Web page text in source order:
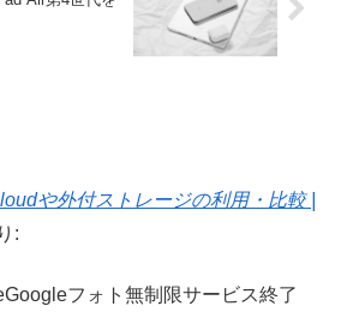
や外付ストレージの利用・比較 |
:
フォト無制限サービス終了